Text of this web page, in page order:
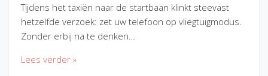
Tijdens het taxiën naar de startbaan klinkt steevast
hetzelfde verzoek: zet uw telefoon op vliegtuigmodus.
Zonder erbij na te denken…
Lees verder »